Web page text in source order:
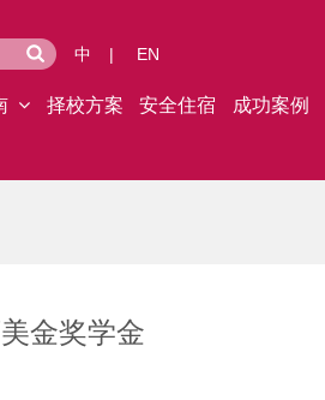
中 | EN
择校方案 安全住宿 成功案例
金奖学金